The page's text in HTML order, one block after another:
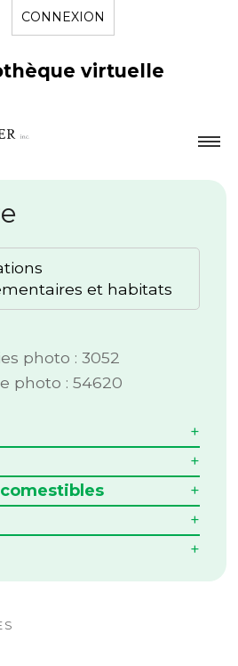
CONNEXION
virtuelle
et habitats
photo : 3052
photo : 54620